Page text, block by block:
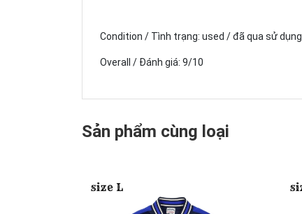
Condition / Tình trạng: used / đã qua sử dụng
Overall / Đánh giá: 9/10
Sản phẩm cùng loại